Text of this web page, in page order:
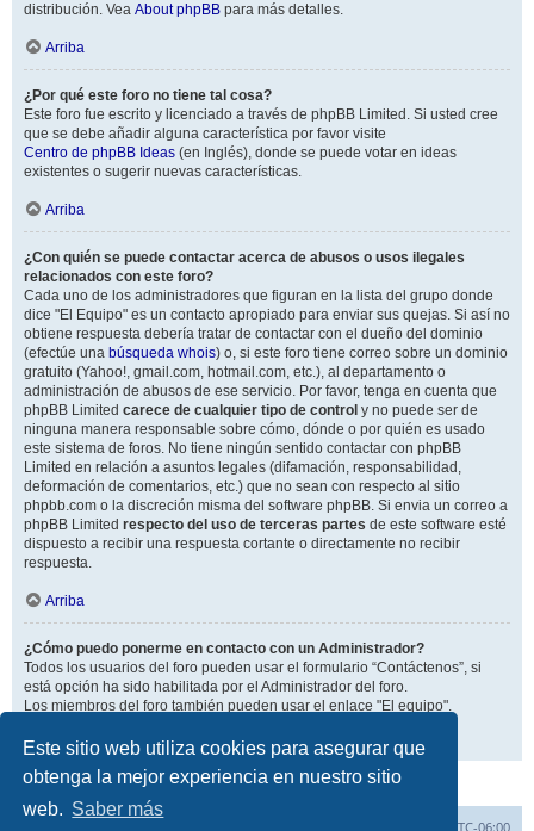
Este sitio web utiliza cookies para asegurar que
obtenga la mejor experiencia en nuestro sitio
web. Saber más
distribución. Vea About phpBB para más detalles.
Arriba
¿Por qué este foro no tiene tal cosa?
Este foro fue escrito y licenciado a través de phpBB Limited. Si usted cree
que se debe añadir alguna característica por favor visite
Centro de phpBB Ideas (en Inglés), donde se puede votar en ideas
existentes o sugerir nuevas características.
Arriba
¿Con quién se puede contactar acerca de abusos o usos ilegales
relacionados con este foro?
Cada uno de los administradores que figuran en la lista del grupo donde
dice "El Equipo" es un contacto apropiado para enviar sus quejas. Si así no
obtiene respuesta debería tratar de contactar con el dueño del dominio
(efectúe una búsqueda whois) o, si este foro tiene correo sobre un dominio
gratuito (Yahoo!, gmail.com, hotmail.com, etc.), al departamento o
administración de abusos de ese servicio. Por favor, tenga en cuenta que
phpBB Limited carece de cualquier tipo de control y no puede ser de
ninguna manera responsable sobre cómo, dónde o por quién es usado
este sistema de foros. No tiene ningún sentido contactar con phpBB
Limited en relación a asuntos legales (difamación, responsabilidad,
deformación de comentarios, etc.) que no sean con respecto al sitio
phpbb.com o la discreción misma del software phpBB. Si envia un correo a
phpBB Limited respecto del uso de terceras partes de este software esté
dispuesto a recibir una respuesta cortante o directamente no recibir
respuesta.
Arriba
¿Cómo puedo ponerme en contacto con un Administrador?
Todos los usuarios del foro pueden usar el formulario “Contáctenos”, si
está opción ha sido habilitada por el Administrador del foro.
Los miembros del foro también pueden usar el enlace "El equipo".
Arriba
UTC-06:00